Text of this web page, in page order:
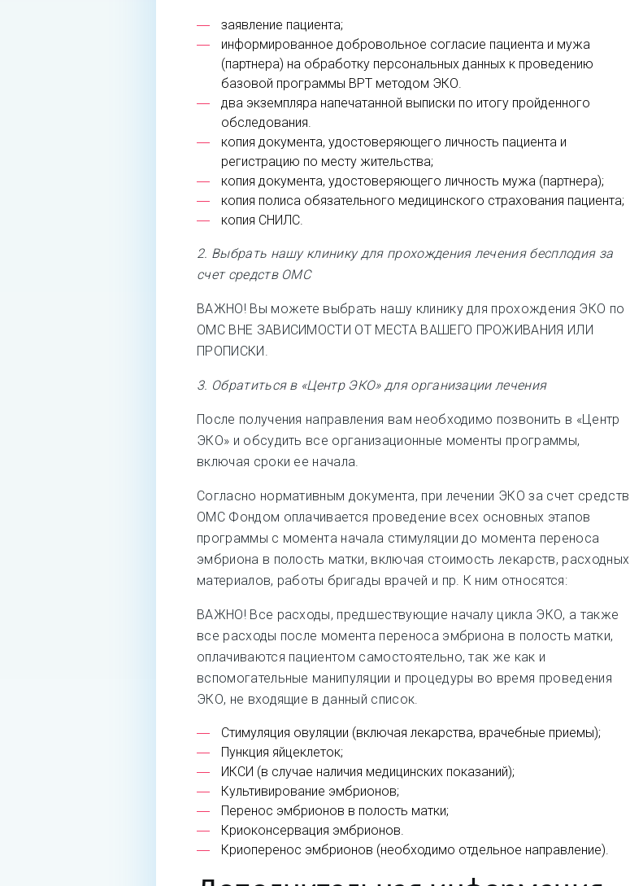
заявление пациента;
информированное добровольное согласие пациента и мужа
(партнера) на обработку персональных данных к проведению
базовой программы ВРТ методом ЭКО.
два экземпляра напечатанной выписки по итогу пройденного
обследования.
копия документа, удостоверяющего личность пациента и
регистрацию по месту жительства;
копия документа, удостоверяющего личность мужа (партнера);
копия полиса обязательного медицинского страхования пациента;
копия СНИЛС.
2. Выбрать нашу клинику для прохождения лечения бесплодия за
счет средств ОМС
ВАЖНО! Вы можете выбрать нашу клинику для прохождения ЭКО по
ОМС ВНЕ ЗАВИСИМОСТИ ОТ МЕСТА ВАШЕГО ПРОЖИВАНИЯ ИЛИ
ПРОПИСКИ.
3. Обратиться в «Центр ЭКО» для организации лечения
После получения направления вам необходимо позвонить в «Центр
ЭКО» и обсудить все организационные моменты программы,
включая сроки ее начала.
Согласно нормативным документа, при лечении ЭКО за счет средств
ОМС Фондом оплачивается проведение всех основных этапов
программы с момента начала стимуляции до момента переноса
эмбриона в полость матки, включая стоимость лекарств, расходных
материалов, работы бригады врачей и пр. К ним относятся:
ВАЖНО! Все расходы, предшествующие началу цикла ЭКО, а также
все расходы после момента переноса эмбриона в полость матки,
оплачиваются пациентом самостоятельно, так же как и
вспомогательные манипуляции и процедуры во время проведения
ЭКО, не входящие в данный список.
Стимуляция овуляции (включая лекарства, врачебные приемы);
Пункция яйцеклеток;
ИКСИ (в случае наличия медицинских показаний);
Культивирование эмбрионов;
Перенос эмбрионов в полость матки;
Криоконсервация эмбрионов.
Криоперенос эмбрионов (необходимо отдельное направление).